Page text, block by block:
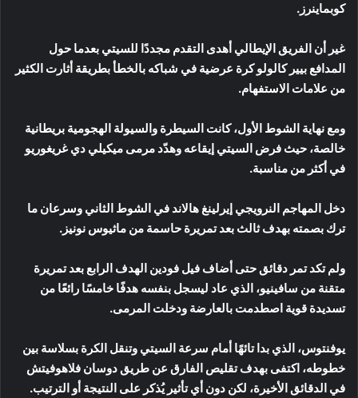
كوبماينرز.
غير أن الفريق الإيطالي أهدى التقدم مجددًا للسيتي بعدما حول
المدافع بيير كالولو كرة عرضية في شباكه بالخطأ بطريقة أثارت الكثير
من علامات الاستفهام.
ومع نهاية الشوط الأول، كانت السيطرة والسيولة الهجومية بريطانية
خالصة، حيث فرض السيتي إيقاعه وهدّد مرمى ميكيلي دي غريغوريو
في أكثر من مناسبة.
دخل المهاجم النرويجي إيرلينغ هالاند في الشوط الثاني وسرعان ما
ترك بصمته بهدف ثالث بعد تمريرة حاسمة من ماثيوس نونيز.
ولم تكد تمر دقائق حتى أضاف فيل فودين الهدف الرابع بعد تمريرة
متقنة من سافينيو، الذي عاد ليسجل بنفسه هدفًا خامسًا رائعًا من
تسديدة قوية اصطدمت بالعارضة ودخلت المرمى.
يوفنتوس، الذي بدا تائهًا أمام سرعة السيتي وتنقل الكرة بسلاسة بين
خطوطه، اكتفى بهدف تقليص الفارق عن طريق دوسان فلاهوفيتش
في الدقائق الأخيرة، لكن دون أي تأثير يُذكر على النتيجة أو الترتيب.